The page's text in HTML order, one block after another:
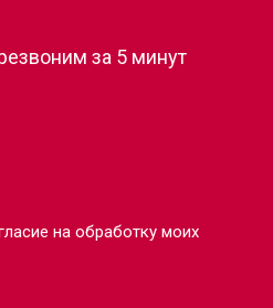
за 5 минут
на обработку моих